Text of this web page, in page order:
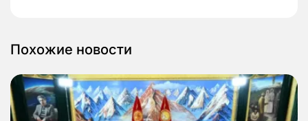
Похожие новости